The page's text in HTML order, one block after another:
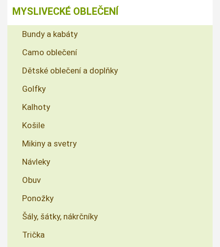
MYSLIVECKÉ OBLEČENÍ
Bundy a kabáty
Camo oblečení
Dětské oblečení a doplňky
Golfky
Kalhoty
Košile
Mikiny a svetry
Návleky
Obuv
Ponožky
Šály, šátky, nákrčníky
Trička